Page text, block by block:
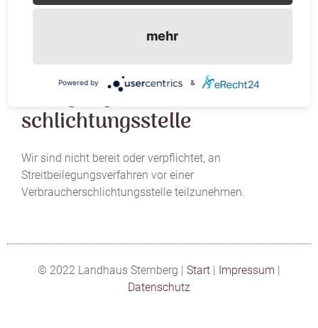
Verbraucher­streit­
beilegung/Universal­
schlichtungs­stelle
Wir sind nicht bereit oder verpflichtet, an
Streitbeilegungsverfahren vor einer
Verbraucherschlichtungsstelle teilzunehmen.
© 2022 Landhaus Sternberg | Start | Impressum |
Datenschutz
mehr
Powered by &